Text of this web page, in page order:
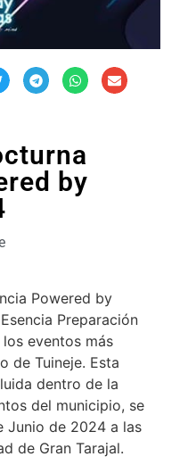
by
Powered by
Preparación
eventos más
de Tuineje. Esta
dentro de la
del municipio, se
Junio de 2024 a las
de Gran Tarajal.